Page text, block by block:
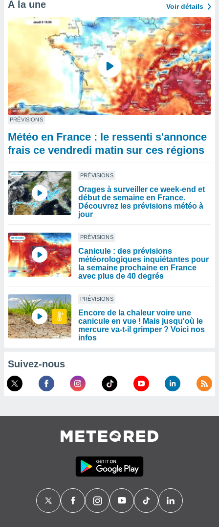
À la une Voir détails
PRÉVISIONS
Météo en France : le ressenti s'annonce
frais ce vendredi matin sur ces régions
PRÉVISIONS
Orages à surveiller ce week-end et
début de semaine en France.
Découvrez les prévisions météo à
jour
PRÉVISIONS
Canicule : des prévisions
météorologiques inquiétantes pour
la semaine prochaine en France
avec plus de 40 degrés
PRÉVISIONS
Encore de la chaleur voire une
canicule en vue ! Mais jusqu'où le
mercure va-t-il grimper ? Voici nos
infos
Suivez-nous